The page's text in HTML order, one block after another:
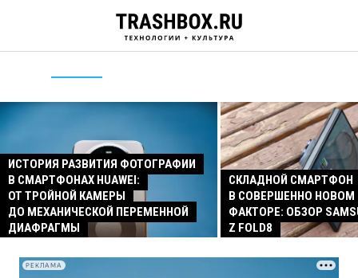
ИСТОРИЯ РАЗВИТИЯ ФОТОГРАФИИ
В СМАРТФОНАХ HUAWEI:
ОТ ТРОЙНОЙ КАМЕРЫ
ДО МЕХАНИЧЕСКОЙ ПЕРЕМЕННОЙ
ДИАФРАГМЫ
СКЛАДНОЙ СМАРТФОН
В СОВЕРШЕННО
ФАКТОРЕ: ОБЗОР
Z FOLD8
РЕКЛАМА